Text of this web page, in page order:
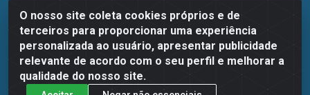
O nosso site coleta cookies próprios e de
terceiros para proporcionar uma experiência
personalizada ao usuário, apresentar publicidade
relevante de acordo com o seu perfil e melhorar a
qualidade do nosso site.
Dispan Distribuidora de Alimentos LTDA - Avenida
Marechal Mascarenhas De Moraes, 1048- Imbiribeira,
Recife/PE - CEP 51.170-000 - CNPJ 30.779.584/0003-78